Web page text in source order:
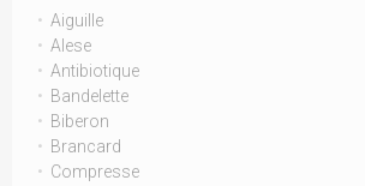
Aiguille
Alese
Antibiotique
Bandelette
Biberon
Brancard
Compresse